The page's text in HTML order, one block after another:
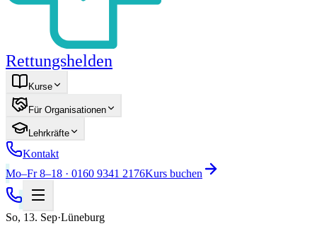
Rettungshelden
Kurse
Für Organisationen
Lehrkräfte
Kontakt
Mo–Fr 8–18 · 0160 9341 2176Kurs buchen
So, 13. Sep·Lüneburg